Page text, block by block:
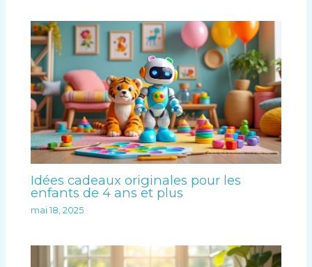
Idées cadeaux originales pour les
enfants de 4 ans et plus
mai 18, 2025